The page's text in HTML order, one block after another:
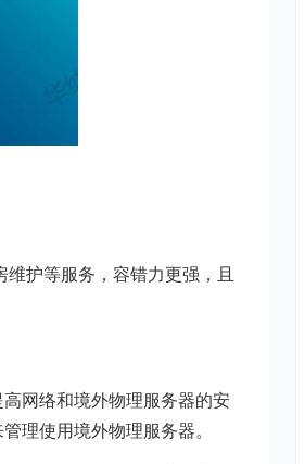
护等服务，容错力更强，且
网络和境外物理服务器的安
理使用境外物理服务器。